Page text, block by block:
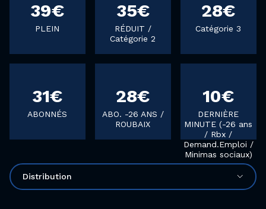
39€
PLEIN
35€
RÉDUIT /
Catégorie 2
28€
Catégorie 3
31€
ABONNÉS
28€
ABO. -26 ANS /
ROUBAIX
10€
DERNIÈRE
MINUTE (-26 ans
/ Rbx /
Demand.Emploi /
Minimas sociaux)
Distribution